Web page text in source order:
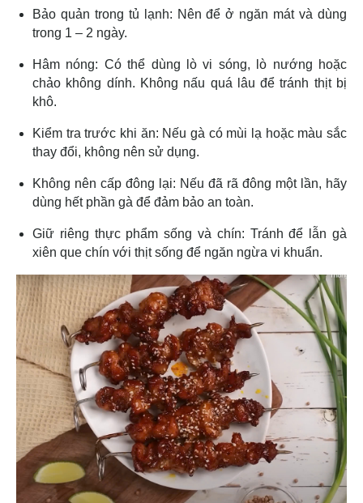
Bảo quản trong tủ lạnh: Nên để ở ngăn mát và dùng
trong 1 – 2 ngày.
Hâm nóng: Có thể dùng lò vi sóng, lò nướng hoặc
chảo không dính. Không nấu quá lâu để tránh thịt bị
khô.
Kiểm tra trước khi ăn: Nếu gà có mùi lạ hoặc màu sắc
thay đổi, không nên sử dụng.
Không nên cấp đông lại: Nếu đã rã đông một lần, hãy
dùng hết phần gà để đảm bảo an toàn.
Giữ riêng thực phẩm sống và chín: Tránh để lẫn gà
xiên que chín với thịt sống để ngăn ngừa vi khuẩn.